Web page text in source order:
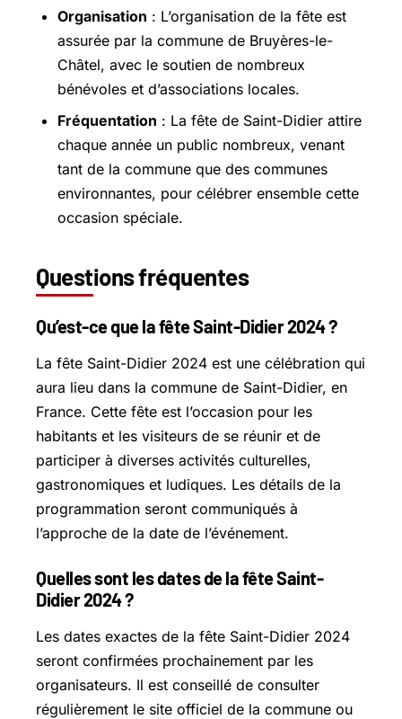
Organisation : L’organisation de la fête est
assurée par la commune de Bruyères-le-
Châtel, avec le soutien de nombreux
bénévoles et d’associations locales.
Fréquentation : La fête de Saint-Didier attire
chaque année un public nombreux, venant
tant de la commune que des communes
environnantes, pour célébrer ensemble cette
occasion spéciale.
Questions fréquentes
Qu’est-ce que la fête Saint-Didier 2024 ?
La fête Saint-Didier 2024 est une célébration qui
aura lieu dans la commune de Saint-Didier, en
France. Cette fête est l’occasion pour les
habitants et les visiteurs de se réunir et de
participer à diverses activités culturelles,
gastronomiques et ludiques. Les détails de la
programmation seront communiqués à
l’approche de la date de l’événement.
Quelles sont les dates de la fête Saint-
Didier 2024 ?
Les dates exactes de la fête Saint-Didier 2024
seront confirmées prochainement par les
organisateurs. Il est conseillé de consulter
régulièrement le site officiel de la commune ou